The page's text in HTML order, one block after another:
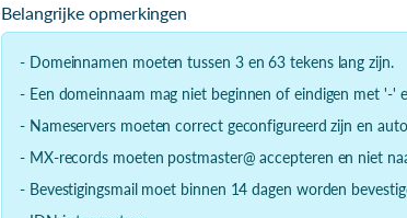
Belangrijke opmerkingen
- Domeinnamen moeten tussen 3 en 63 tekens lang zijn.
- Een domeinnaam mag niet beginnen of eindigen met '-'
- Nameservers moeten correct geconfigureerd zijn en
- MX-records moeten postmaster@ accepteren en niet
- Bevestigingsmail moet binnen 14 dagen worden